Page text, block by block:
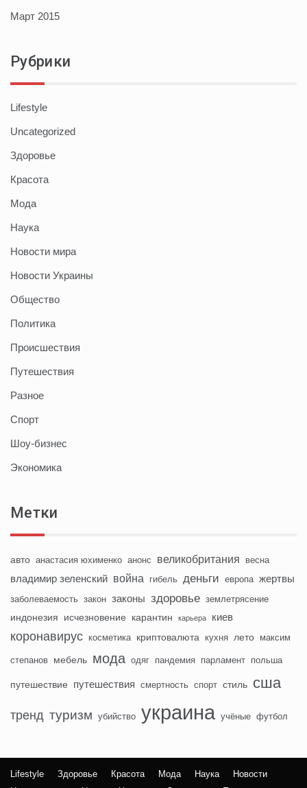
Март 2015
Рубрики
Lifestyle
Uncategorized
Здоровье
Красота
Мода
Наука
Новости мира
Новости Украины
Общество
Политика
Происшествия
Путешествия
Разное
Спорт
Шоу-бизнес
Экономика
Метки
авто анастасия юхименко анонс великобритания весна
владимир зеленский война гибель деньги европа жертвы
заболеваемость закон законы здоровье землетрясение
индонезия исчезновение карантин карьера киев
коронавирус косметика криптовалюта кухня лето максим
степанов мебель мода одяг пандемия парламент польша
путешествие путешествия смертность спорт стиль сша
тренд туризм убийство украина учёные футбол
Lifestyle Здоровье Красота Мода Наука
Новости